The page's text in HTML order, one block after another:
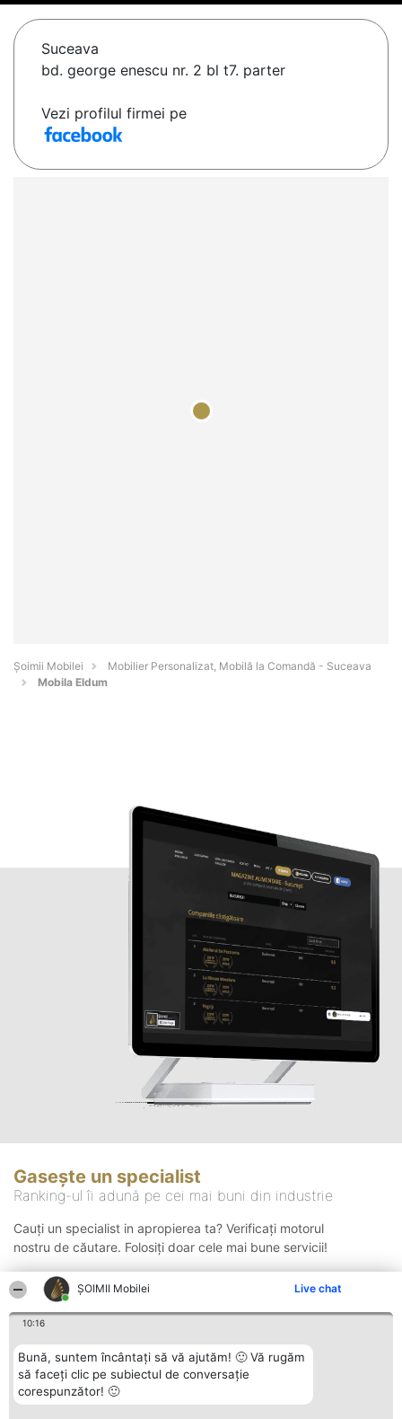
ȘOIMII Mobilei Live chat
10:16
Bună, suntem încântați să vă ajutăm! 🙂 Vă rugăm
să faceți clic pe subiectul de conversație
corespunzător! 🙂
Suceava
bd. george enescu nr. 2 bl t7. parter
Vezi profilul firmei pe
Șoimii Mobilei
Mobilier Personalizat, Mobilă la Comandă - Suceava
Mobila Eldum
Gasește un specialist
Ranking-ul îi adună pe cei mai buni din industrie
Cauți un specialist in apropierea ta? Verificați motorul
nostru de căutare. Folosiți doar cele mai bune servicii!